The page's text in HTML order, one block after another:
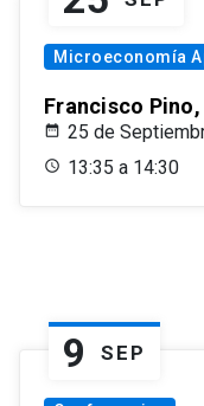
Microeconomía
Francisco
25 de
13:35 a 14:30
9 SEP